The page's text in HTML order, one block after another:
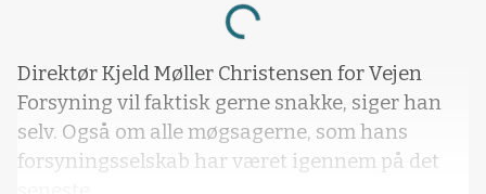
Loading...
Direktør Kjeld Møller Christensen for Vejen
Forsyning vil faktisk gerne snakke, siger han
selv. Også om alle møgsagerne, som hans
forsyningsselskab har været igennem på det